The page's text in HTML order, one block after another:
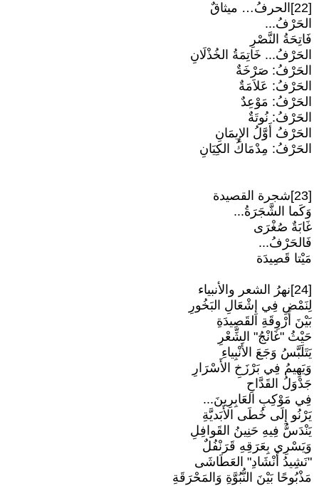
[22]الحرفُ… ميثاقٌ
الحَرْفُ...
فَاتِحَةُ النَّصْرِ
الحَرْفُ... خَاتِمَةُ الخُذْلَانِ
الحَرْفُ: صَرْخَةٌ
الحَرْفُ: عَلاَمَةٌ
الحَرْفُ: مَوْعِدٌ
الحَرْفُ: نُوتَةٌ
الحَرْفُ أَوَّلُ الإِيمَانِ
الحَرْفُ: مِدْمَاكُ الكِيَانِ
[23]شجرة القصيدة
وَكَما الشَّجَرَةُ...
غَابَةٌ صُغْرَى
فَالحَرْفُ...
مَيْتا قَصِيدَة
[24]نهرُ الشعر والأنبياء
لِنَمْضِ فِي إِشْعَالِ البَخُورِ
بَيْنَ أَرْوِقَةِ القَصِيدَةِ
حَيْثُ "غَانْجُ" الشِّعْرِ
يَتَلَبَّسُ وَجَعَ الأَنْبِياءِ
وَيَهِيمُ فِي بَرْزَخِ الأَسْرَارِ
جَدْوَلُ القَدَّاحِ
فِي مَوْكِبِ العَابِرِينَ...
يَرْنُو إِلَى خُطَى الأَبَديَّةِ
يَنْدَسُّ فِيهِ حَنِينُ القَوافِلِ
وَيَسْرِي بِعَرَقِهِ قَرَنْفُلٌ
"نَشِيدُ أَنْشَادِ" العَطَاشَى
مَذْبُوحًا بَيْنَ النُّبُوَّةِ وَالمَحْرَقَةِ